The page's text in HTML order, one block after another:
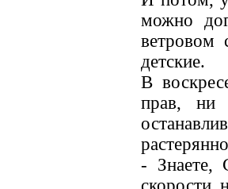
можно
ветровом
детские.
В
прав, ни
- Знаете,